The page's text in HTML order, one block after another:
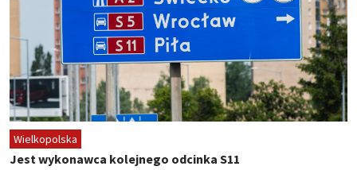
Wielkopolska
Jest wykonawca kolejnego odcinka S11